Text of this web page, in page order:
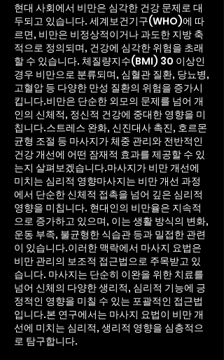
현대 사회에서 비만은 심각한 건강 문제로 대
두되고 있습니다. 세계보건기구(WHO)에 따
르면, 비만은 비정상적이거나 과도한 지방 축
적으로 정의되며, 건강에 심각한 위험을 초래
할 수 있습니다. 체질량지수(BMI) 30 이상인
경우 비만으로 분류되며, 심혈관 질환, 당뇨병,
고혈압 등 다양한 만성 질환의 위험을 증가시
킵니다.비만은 단순한 외모의 문제를 넘어 개
인의 신체적, 정신적 건강에 중대한 영향을 미
칩니다.스트레스 완화, 신진대사 촉진, 호르몬
균형 조절 등 마사지가 체중 관리와 전반적인
건강 개선에 어떤 잠재적 효과를 제공할 수 있
는지 살펴보겠습니다.마사지가 비만 개선에
미치는 심리적 영향마사지는 비만 개선 과정
에서 단순한 신체적 접촉을 넘어 깊은 심리적
영향을 미칩니다. 현대인의 비만율은 지속적
으로 증가하고 있으며, 이는 생활 방식의 변화,
운동 부족, 불균형한 식습관 등과 밀접한 관련
이 있습니다.이러한 맥락에서 마사지 요법은
비만 관리의 보조적 접근법으로 주목받고 있
습니다. 마사지는 단순히 이완을 위한 치료를
넘어 신체의 다양한 생리적, 심리적 기능에 긍
정적인 영향을 미칠 수 있는 포괄적인 접근법
입니다.본 연구에서는 마사지 요법이 비만 개
선에 미치는 심리적, 생리적 영향을 심층적으
로 탐구합니다.